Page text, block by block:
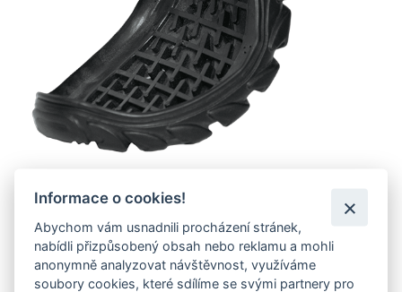
KOMPATIBILNÍ S FARE-TEX
Ideální volba pro zimní a outdoorovou obuv s membránou
Informace o cookies!
Abychom vám usnadnili procházení stránek,
nabídli přizpůsobený obsah nebo reklamu a mohli
anonymně analyzovat návštěvnost, využíváme
soubory cookies, které sdílíme se svými partnery pro